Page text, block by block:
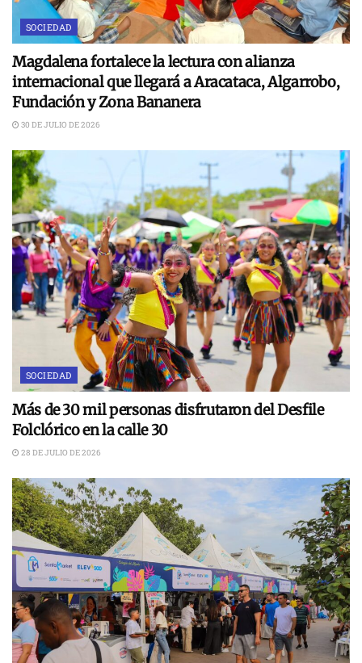
SOCIEDAD
Magdalena fortalece la lectura con alianza
internacional que llegará a Aracataca, Algarrobo,
Fundación y Zona Bananera
30 DE JULIO DE 2026
SOCIEDAD
Más de 30 mil personas disfrutaron del Desfile
Folclórico en la calle 30
28 DE JULIO DE 2026